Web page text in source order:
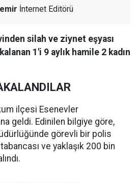
İnternet Editörü
silah ve ziynet eşyası
1'i 9 aylık hamile 2 kadın
ilçesi Esenevler
geldi. Edinilen bilgiye göre,
görevli bir polis
ve yaklaşık 200 bin